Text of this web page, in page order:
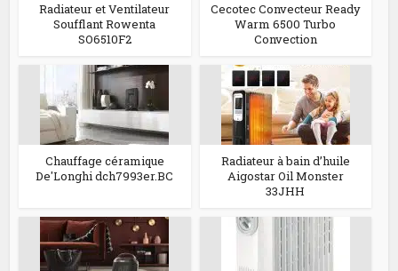
Radiateur et Ventilateur
Soufflant Rowenta
SO6510F2
Cecotec Convecteur Ready
Warm 6500 Turbo
Convection
Chauffage céramique
De'Longhi dch7993er.BC
Radiateur à bain d’huile
Aigostar Oil Monster
33JHH